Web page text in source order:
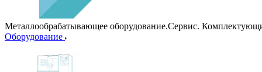
Металлообрабатывающее оборудование.Сервис.
Оборудование